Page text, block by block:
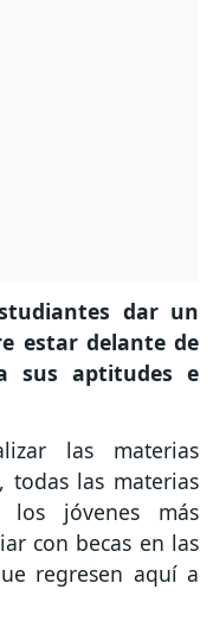
dar un
estar delante de
sus aptitudes e
las materias
todas las materias
jóvenes más
con becas en las
regresen aquí a